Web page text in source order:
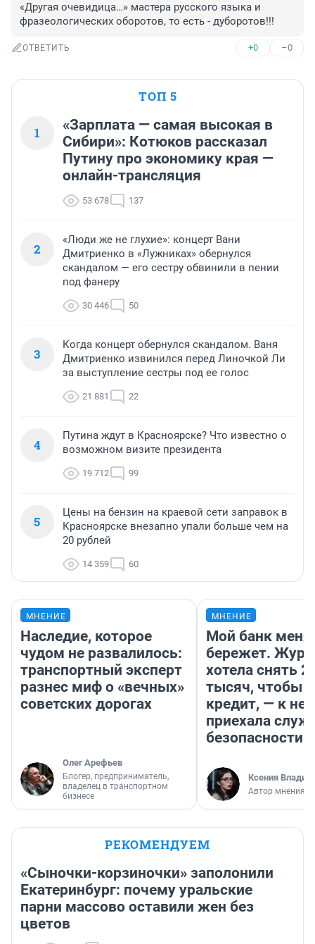
«Другая очевидица…» мастера русского языка и
фразеологических оборотов, то есть - дуборотов!!!
ОТВЕТИТЬ +0 –0
ТОП 5
1
«Зарплата — самая высокая в
Сибири»: Котюков рассказал
Путину про экономику края —
онлайн-трансляция
53 678 137
2
«Люди же не глухие»: концерт Вани
Дмитриенко в «Лужниках» обернулся
скандалом — его сестру обвинили в пении
под фанеру
30 446 50
3
Когда концерт обернулся скандалом. Ваня
Дмитриенко извинился перед Линочкой Ли
за выступление сестры под ее голос
21 881 22
4
Путина ждут в Красноярске? Что известно о
возможном визите президента
19 712 99
5
Цены на бензин на краевой сети заправок в
Красноярске внезапно упали больше чем на
20 рублей
14 359 60
МНЕНИЕ
Наследие, которое
чудом не развалилось:
транспортный эксперт
разнес миф о «вечных»
советских дорогах
Олег Арефьев
Блогер, предприниматель,
владелец в транспортном
бизнесе
МНЕНИЕ
Мой банк меня
бережет.
хотела снять
тысяч, чтобы
кредит, — к
приехала
безопасности
Ксения
Автор мнения
РЕКОМЕНДУЕМ
«Сыночки-корзиночки» заполонили
Екатеринбург: почему уральские
парни массово оставили жен без
цветов